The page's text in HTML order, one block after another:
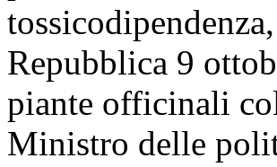
Repubblica 9
piante officinali
Ministro delle